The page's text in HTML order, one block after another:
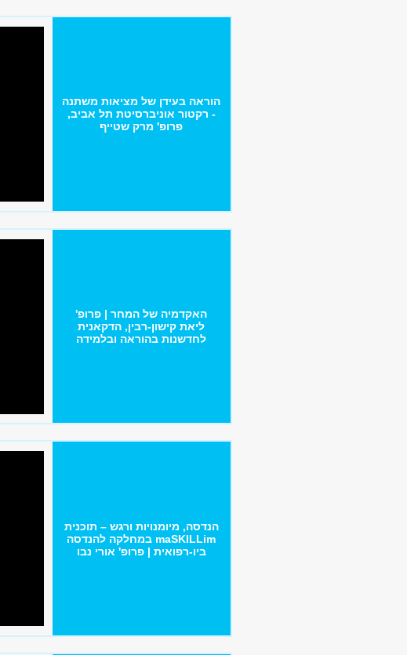
הוראה בעידן של מציאות משתנה
- רקטור אוניברסיטת תל אביב,
פרופ' מרק שטייף
האקדמיה של המחר | פרופ'
ליאת קישון-רבין, הדקאנית
לחדשנות בהוראה ובלמידה
הנדסה, מיומנויות ורגש – תוכנית
maSKILLim במחלקה להנדסה
ביו-רפואית | פרופ' אורי נבו